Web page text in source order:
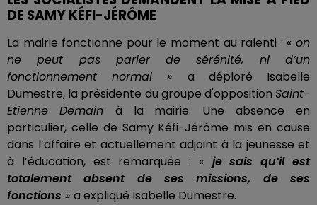
DE SAMY KÉFI-JÉRÔME
La mairie fonctionne pour le moment au ralenti : « on
ne peut pas parler de sérénité, ni d’un
fonctionnement normal » a déploré Isabelle
Dumestre, la présidente du groupe d'opposition Saint-
Etienne
Demain à la mairie. Une absence en
particulier, celle de Samy Kéfi-Jérôme mis en cause
dans l’affaire et actuellement adjoint à la jeunesse et
à l’éducation, est remarquée : « je sais qu’il est
totalement absent de ses missions, de ses
fonctions » a expliqué Isabelle Dumestre.